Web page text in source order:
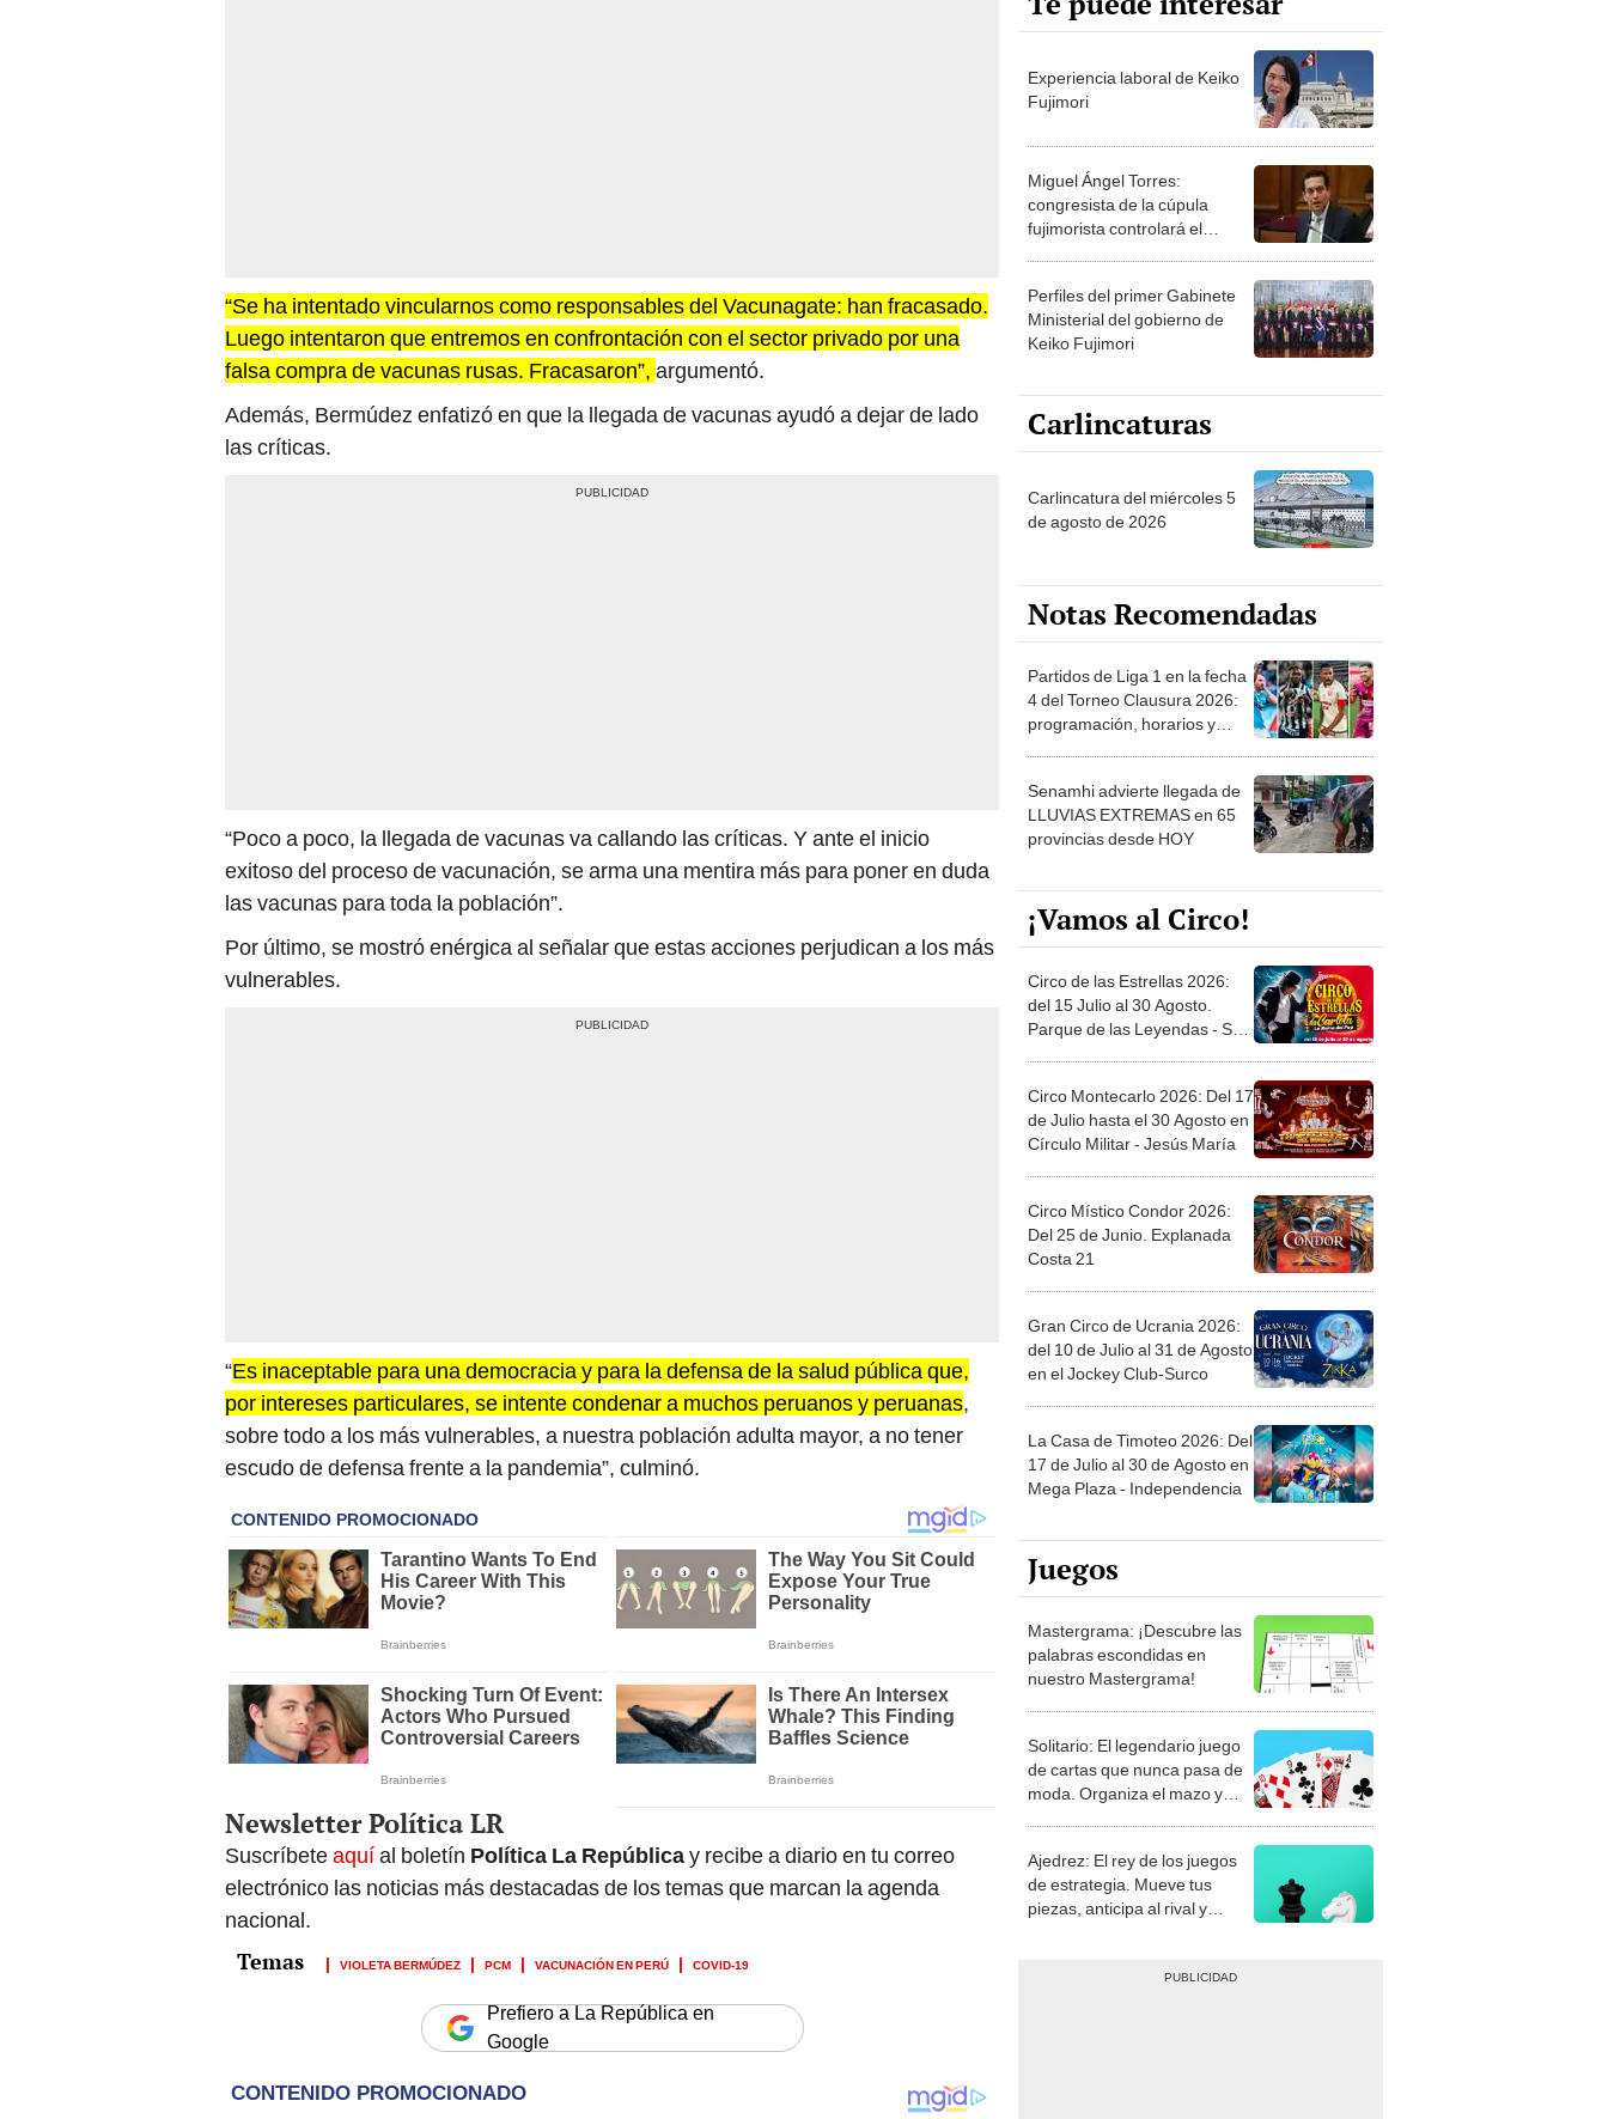
Luego intentaron que entremos en confrontación con el sector privado por una
falsa compra de vacunas rusas. Fracasaron”,argumentó.
Además, Bermúdez enfatizó en que la llegada de vacunas ayudó a dejar de lado
las críticas.
exitoso del proceso de vacunación, se arma una mentira más para poner en duda
las vacunas para toda la población”.
Por último, se mostró enérgica al señalar que estas acciones perjudican a los más
vulnerables.
por intereses particulares, se intente condenar a muchos peruanos y peruanas,
sobre todo a los más vulnerables, a nuestra población adulta mayor, a no tener
escudo de defensa frente a la pandemia”, culminó.
Newsletter Política LR
Suscríbeteaquíal boletín Política La República
electrónico las noticias más destacadas de los temas que marcan la agenda
nacional.
Google
Fujimori
Miguel Ángel Torres:
congresista de la cúpula
fujimorista controlará el
primer año del Senado
Perfiles del primer Gabinete
Ministerial del gobierno de
Keiko Fujimori
Carlincaturas
de agosto de 2026
Notas Recomendadas
Partidos de Liga 1 en la fecha
4 del Torneo Clausura 2026:
programación, horarios y
dónde ver
Senamhi advierte llegada de
LLUVIAS EXTREMAS en 65
provincias desde HOY
¡Vamos al Circo!
Circo de las Estrellas 2026:
del 15 Julio al 30 Agosto.
Parque de las Leyendas - San
Miguel
Circo Montecarlo 2026: Del 17
de Julio hasta el 30 Agosto en
Círculo Militar - Jesús María
Circo Místico Condor 2026:
Del 25 de Junio. Explanada
Costa 21
Gran Circo de Ucrania 2026:
del 10 de Julio al 31 de Agosto
en el Jockey Club-Surco
La Casa de Timoteo 2026: Del
17 de Julio al 30 de Agosto en
Mega Plaza - Independencia
Juegos
Mastergrama: ¡Descubre las
palabras escondidas en
nuestro Mastergrama!
Solitario: El legendario juego
de cartas que nunca pasa de
moda. Organiza el mazo y
demuestra tu habilidad.
Ajedrez: El rey de los juegos
de estrategia. Mueve tus
piezas, anticipa al rival y
consigue el jaque mate.